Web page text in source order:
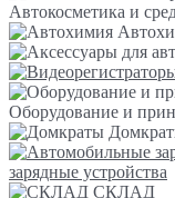
Автокосметика и
Оборудование и
зарядные устройства
СКЛАД